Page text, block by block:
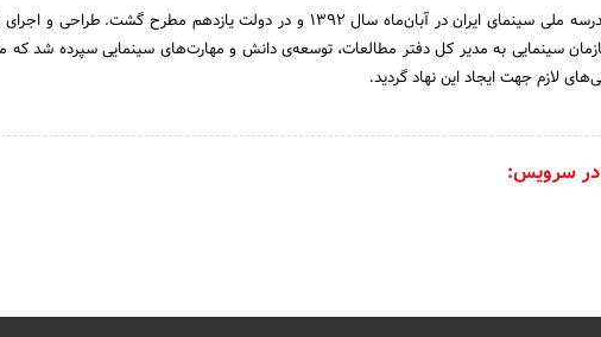
طرح تأسیس مدرسه ملی سینمای ایران در آبان‏‌ماه سال 1392 و در دولت یازدهم مطرح گشت.
سینمایی به مدیر کل دفتر مطالعات، توسعه‌ی دانش و مهارت‌های سینمایی سپرده شد که
لازم جهت ایجاد این نهاد گردید.
سرویس: